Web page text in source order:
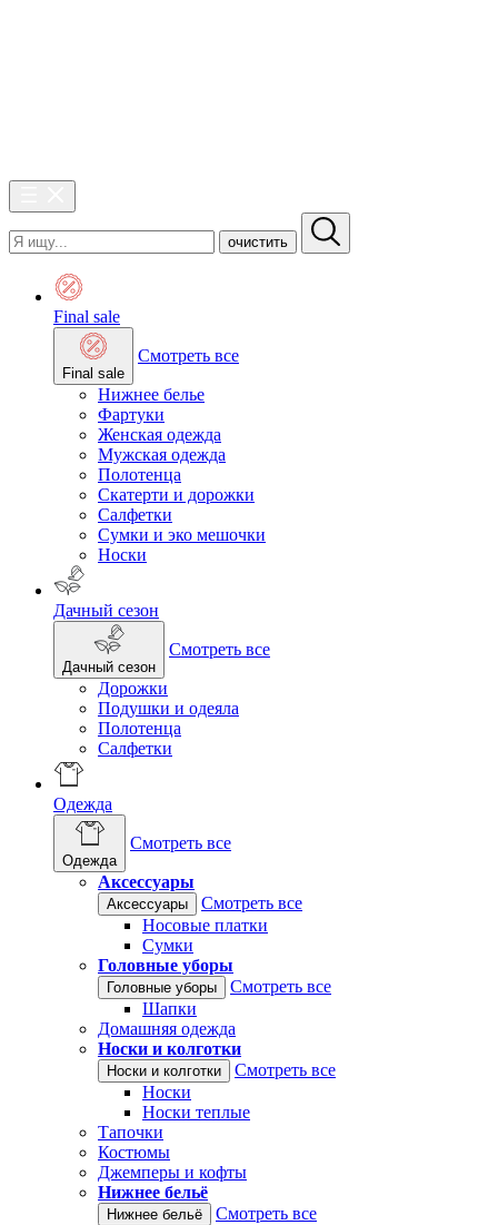
очистить
Final sale
Final sale
Смотреть все
Нижнее белье
Фартуки
Женская одежда
Мужская одежда
Полотенца
Скатерти и дорожки
Салфетки
Сумки и эко мешочки
Носки
Дачный сезон
Дачный сезон
Смотреть все
Дорожки
Подушки и одеяла
Полотенца
Салфетки
Одежда
Одежда
Смотреть все
Аксессуары
Аксессуары
Смотреть все
Носовые платки
Сумки
Головные уборы
Головные уборы
Смотреть все
Шапки
Домашняя одежда
Носки и колготки
Носки и колготки
Смотреть все
Носки
Носки теплые
Тапочки
Костюмы
Джемперы и кофты
Нижнее бельё
Нижнее бельё
Смотреть все